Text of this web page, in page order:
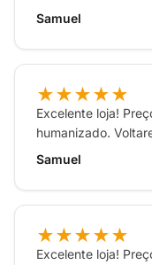
Samuel
★★★★★
Excelente loja!
humanizado.
Samuel
★★★★★
Excelente loja!